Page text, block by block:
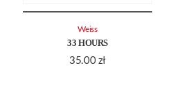
33 HOURS
35.00 zł
Weiss